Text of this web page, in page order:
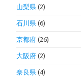
山梨県 (2)
石川県 (6)
京都府 (26)
大阪府 (2)
奈良県 (4)